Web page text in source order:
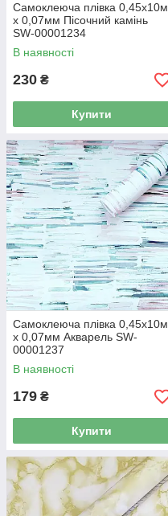
Самоклеюча плівка 0,45х10м
х 0,07мм Пісочний камінь
SW-00001234
В наявності
230 ₴
Купити
Самоклеюча плівка 0,45х10м
х 0,07мм Акварель SW-
00001237
В наявності
179 ₴
Купити